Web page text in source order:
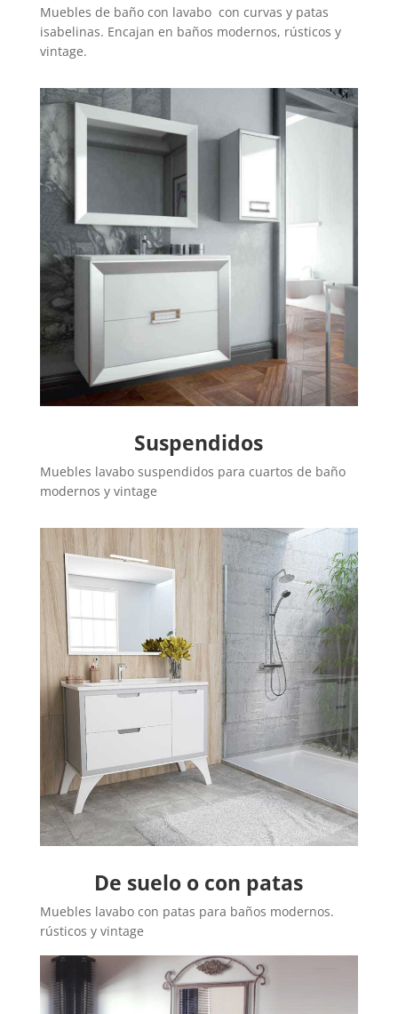
Muebles de baño con lavabo con curvas y patas
isabelinas. Encajan en baños modernos, rústicos y
vintage.
Suspendidos
Muebles lavabo suspendidos para cuartos de baño
modernos y vintage
De suelo o con patas
Muebles lavabo con patas para baños modernos.
rústicos y vintage